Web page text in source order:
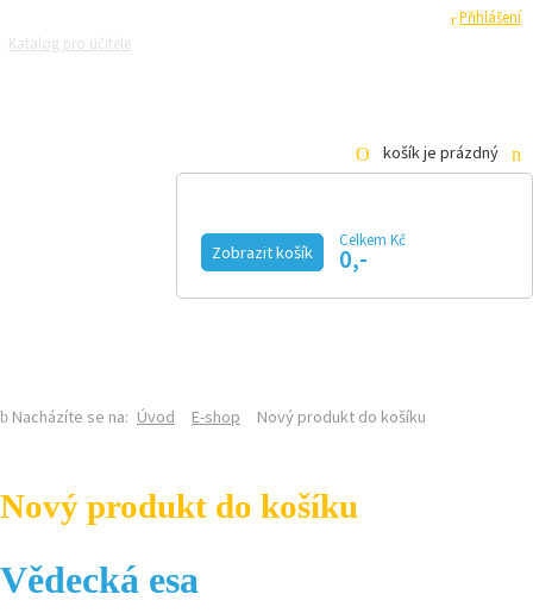
Přihlášení
Katalog pro učitele
košík je prázdný
Zobrazit košík
Celkem Kč
0,-
Nacházíte se na: Úvod E-shop Nový produkt do košíku
Nový produkt do košíku
Vědecká esa